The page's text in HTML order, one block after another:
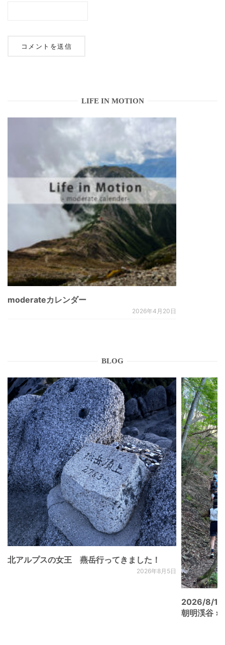
LIFE IN MOTION
moderateカレンダー
2026年4月20日
BLOG
北アルプスの女王 燕岳行ってきました！
2026年8月5日
2026/8/
朝明渓谷 ×